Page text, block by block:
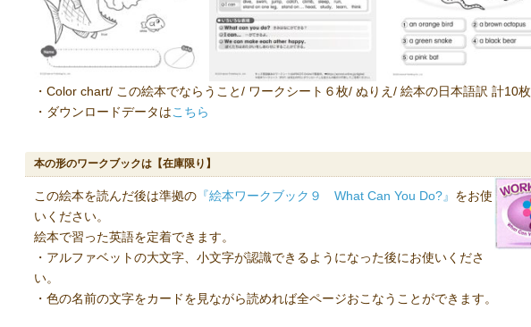
・Color chart/ この絵本でならうこと/ ワークシート６枚/ ぬりえ/ 絵本の日本語訳 計10枚
・ダウンロードデータはこちら
本の形のワークブックは【在庫限り】
この絵本を読んだ後は準拠の 『絵本ワークブック９ What Can You Do?』 をお使
いください。
絵本で習った英語を定着できます。
・アルファベットの大文字、小文字が認識できるようになった後にお使いくださ
い。
・色の名前の文字をカードを見ながら読めれば全ページおこなうことができます。